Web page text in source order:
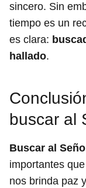
sincero. Sin
tiempo es un
es clara:
hallado.
buscar al
Buscar al
importantes
nos brinda paz